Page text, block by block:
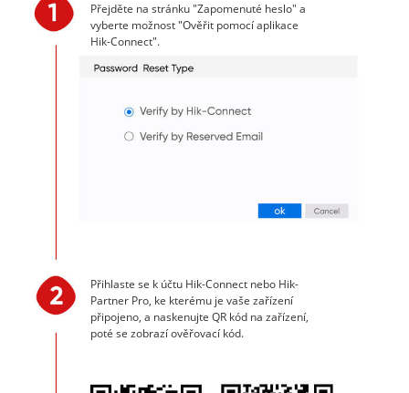
Přejděte na stránku "Zapomenuté heslo" a
vyberte možnost "Ověřit pomocí aplikace
Hik-Connect".
Přihlaste se k účtu Hik-Connect nebo Hik-
Partner Pro, ke kterému je vaše zařízení
připojeno, a naskenujte QR kód na zařízení,
poté se zobrazí ověřovací kód.